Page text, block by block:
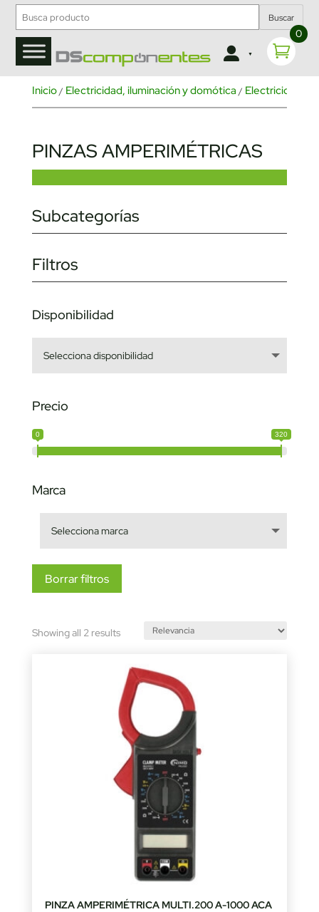
Buscar
0
Inicio/ Electricidad, iluminación y domótica / Electricidad
PINZAS AMPERIMÉTRICAS
Subcategorías
Filtros
Disponibilidad
Precio
0 320
Marca
Borrar filtros
Showing all 2 resultsSorted
latest
PINZA AMPERIMÉTRICA MULTI.200 A-1000 ACA